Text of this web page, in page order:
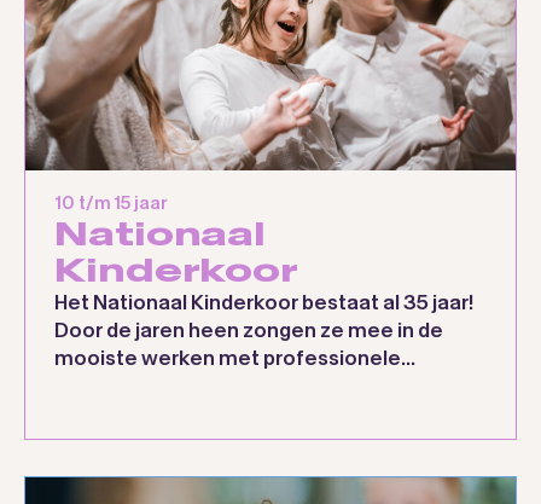
10 t/m 15 jaar
Nationaal
Kinderkoor
Het Nationaal Kinderkoor bestaat al 35 jaar!
Door de jaren heen zongen ze mee in de
mooiste werken met professionele...